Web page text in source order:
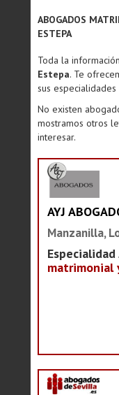
ABOGADOS
ESTEPA
Toda la
Estepa. Te
sus
No existen
mostramos otros
interesar.
AYJ
Manzanilla,
matrimonial